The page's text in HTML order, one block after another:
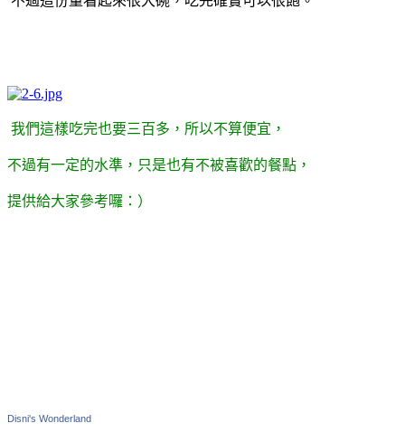
我們這樣吃完也要三百多，所以不算便宜，
不過有一定的水準，只是也有不被喜歡的餐點，
提供給大家參考囉：）
Disni's Wonderland